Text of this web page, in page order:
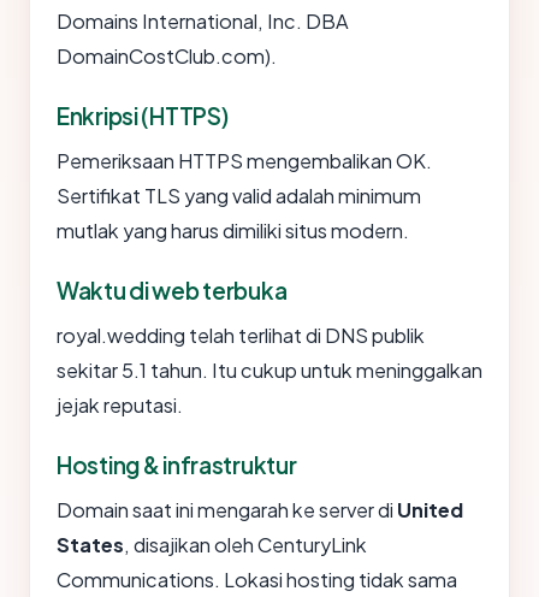
Domains International, Inc. DBA
DomainCostClub.com).
Enkripsi (HTTPS)
Pemeriksaan HTTPS mengembalikan OK.
Sertifikat TLS yang valid adalah minimum
mutlak yang harus dimiliki situs modern.
Waktu di web terbuka
royal.wedding telah terlihat di DNS publik
sekitar 5.1 tahun. Itu cukup untuk meninggalkan
jejak reputasi.
Hosting & infrastruktur
Domain saat ini mengarah ke server di United
States, disajikan oleh CenturyLink
Communications. Lokasi hosting tidak sama